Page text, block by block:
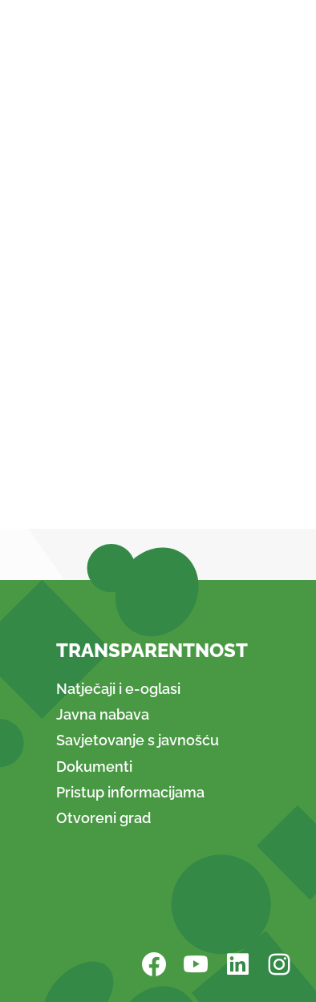
TRANSPARENTNOST
Natječaji i e-oglasi
Javna nabava
Savjetovanje s javnošću
Dokumenti
Pristup informacijama
Otvoreni grad